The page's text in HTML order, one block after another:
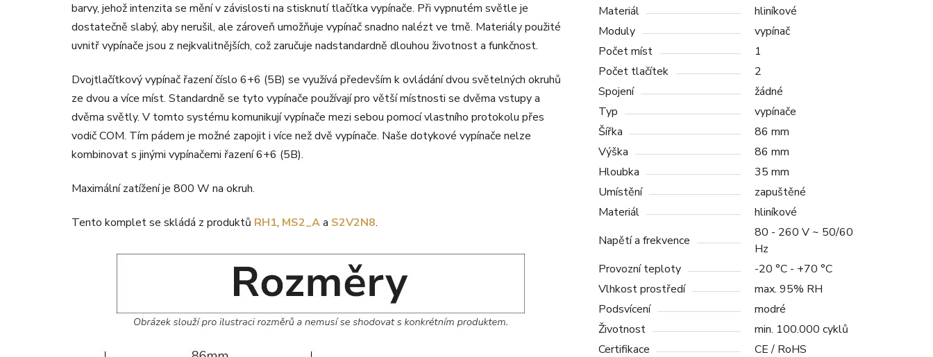
barvy, jehož intenzita se mění v závislosti na stisknutí tlačítka vypínače. Při vypnutém světle je
dostatečně slabý, aby nerušil, ale zároveň umožňuje vypínač snadno nalézt ve tmě. Materiály použité
uvnitř vypínače jsou z nejkvalitnějších, což zaručuje nadstandardně dlouhou životnost a funkčnost.
Dvojtlačítkový vypínač řazení číslo 6+6 (5B) se využívá především k ovládání dvou světelných okruhů
ze dvou a více míst. Standardně se tyto vypínače používají pro větší místnosti se dvěma vstupy a
dvěma světly. V tomto systému komunikují vypínače mezi sebou pomocí vlastního protokolu přes
vodič COM. Tím pádem je možné zapojit i více než dvě vypínače. Naše dotykové vypínače nelze
kombinovat s jinými vypínačemi řazení 6+6 (5B).
Maximální zatížení je 800 W na okruh.
Tento komplet se skládá z produktů RH1, MS2_Aa S2V2N8.
Materiál
hliníkové
Moduly
vypínač
Počet míst
1
Počet tlačítek
2
Spojení
žádné
Typ
vypínače
Šířka
86 mm
Výška
86 mm
Hloubka
35 mm
Umístění
zapuštěné
Materiál
hliníkové
Napětí a frekvence
80 - 260 V ~ 50/60
Hz
Provozní teploty
-20 °C - +70 °C
Vlhkost prostředí
max. 95% RH
Podsvícení
modré
Životnost
min. 100.000 cyklů
Certifikace
CE / RoHS